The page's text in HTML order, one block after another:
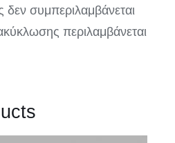
δεν συμπεριλαμβάνεται
περιλαμβάνεται